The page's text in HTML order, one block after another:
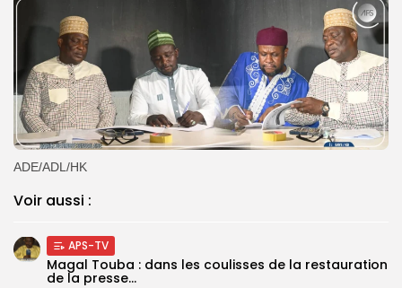
ADE/ADL/HK
Voir aussi :
APS-TV
Magal Touba : dans les coulisses de la restauration
de la presse...